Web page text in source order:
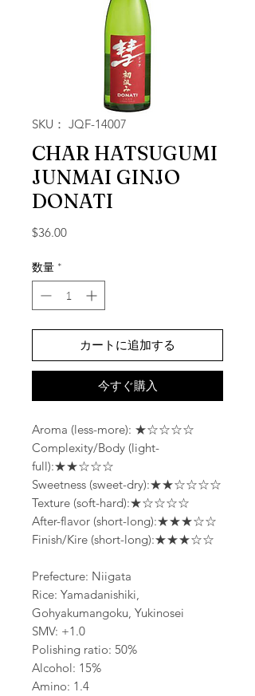
SKU： JQF-14007
CHAR HATSUGUMI
JUNMAI GINJO
DONATI
$36.00価格
数量 *
カートに追加する
今すぐ購入
Aroma (less-more): ★☆☆☆☆
Complexity/Body (light-
full):★★☆☆☆
Sweetness (sweet-dry):★★☆☆☆☆
Texture (soft-hard):★☆☆☆☆
After-flavor (short-long):★★★☆☆
Finish/Kire (short-long):★★★☆☆
Prefecture: Niigata
Rice: Yamadanishiki,
Gohyakumangoku, Yukinosei
SMV: +1.0
Polishing ratio: 50%
Alcohol: 15%
Amino: 1.4